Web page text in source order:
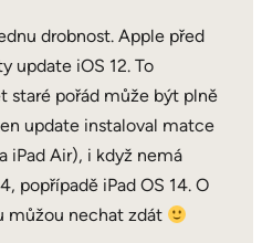
drobnost. Apple před
update iOS 12. To
staré pořád může být plně
update instaloval matce
iPad Air), i když nemá
popřípadě iPad OS 14. O
můžou nechat zdát